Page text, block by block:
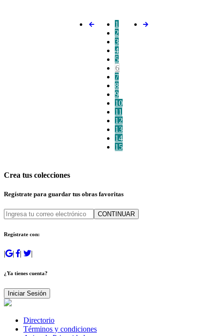
1
2
3
4
5
6
7
8
9
10
11
12
13
14
15
Crea tus colecciones
Regístrate para guardar tus obras favoritas
CONTINUAR
Regístrate con:
| | | |
¿Ya tienes cuenta?
Iniciar Sesión
Directorio
Términos y condiciones